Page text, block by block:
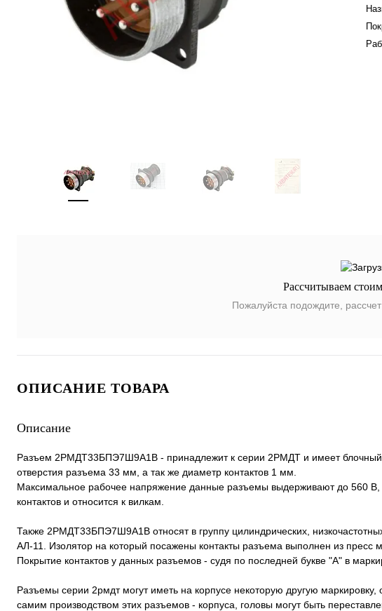
Рассчитываем
Пожалуйста подождите,
ОПИСАНИЕ ТОВАРА
Описание
Разъем 2РМДТ33БПЭ7Ш9А1В - принадлежит к серии 2РМДТ и имеет блочный
отверстия разъема 33 мм, а так же диаметр контактов 1 мм.
Максимальное рабочее напряжение данные разъемы выдерживают до 560
контактов и относится к вилкам.
Также 2РМДТ33БПЭ7Ш9А1В относят в группу цилиндрических,
АЛ-11. Изолятор на который посажены контакты разъема выполнен из пресс
Покрытие контактов у данных разъемов - судя по последней букве "А" в
Разъемы серии 2рмдт могут иметь на корпусе некоторую другую
самим производством этих разъемов - корпуса, головы могут быть